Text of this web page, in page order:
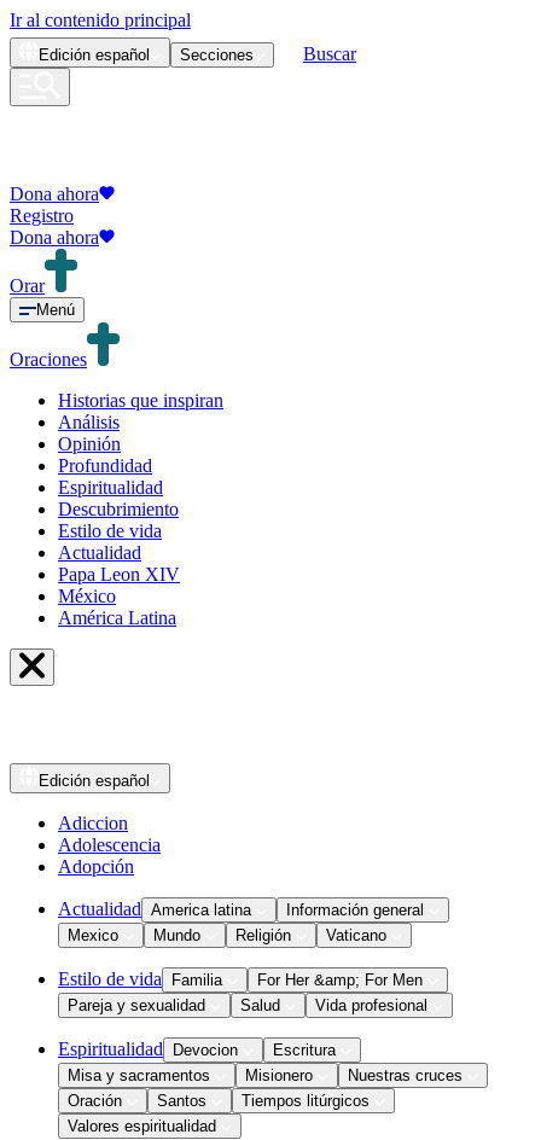
Ir al contenido principal
Edición español Secciones Buscar
Dona ahora
Registro
Dona ahora
Orar
Menú
Oraciones
Historias que inspiran
Análisis
Opinión
Profundidad
Espiritualidad
Descubrimiento
Estilo de vida
Actualidad
Papa Leon XIV
México
América Latina
Edición español
Adiccion
Adolescencia
Adopción
Actualidad America latina
Información general
Mexico
Mundo Religión Vaticano
Estilo de vida Familia
For Her &amp; For Men
Pareja y sexualidad
Salud Vida profesional
Espiritualidad Devocion
Escritura
Misa y sacramentos
Misionero
Nuestras cruces
Oración
Santos
Tiempos litúrgicos
Valores espiritualidad